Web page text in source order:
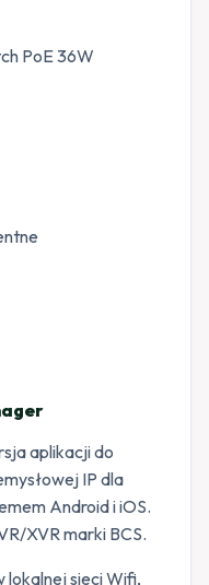
PoE 36W
aplikacji do
IP dla
Android i iOS.
XVR marki BCS.
lokalnej sieci Wifi,